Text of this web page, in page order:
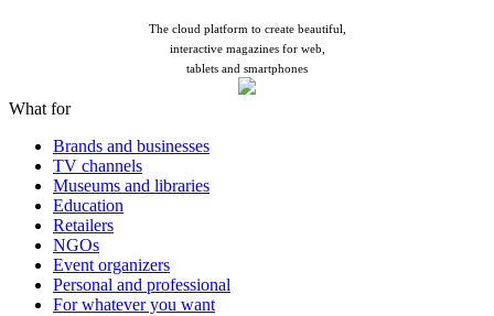
The cloud platform to create beautiful,
interactive magazines for web,
tablets and smartphones
What for
Brands and businesses
TV channels
Museums and libraries
Education
Retailers
NGOs
Event organizers
Personal and professional
For whatever you want